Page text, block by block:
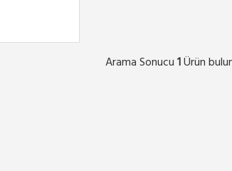
Arama Sonucu 1Ürün